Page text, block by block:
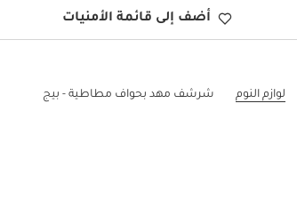
أضف إلى قائمة الأمنيات
لوازم النوم شرشف مهد بحواف مطاطية - بيج